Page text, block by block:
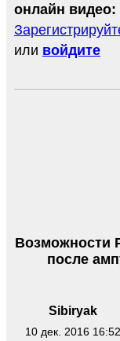
онлайн видео:
или войдите
Sibiryak
10 дек. 2016 16:52
после